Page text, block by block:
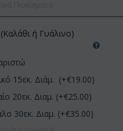
ή Γυάλινο)
15εκ. Διάμ. (+€19.00)
20εκ. Διαμ. (+€25.00)
30εκ. Διαμ. (+€35.00)